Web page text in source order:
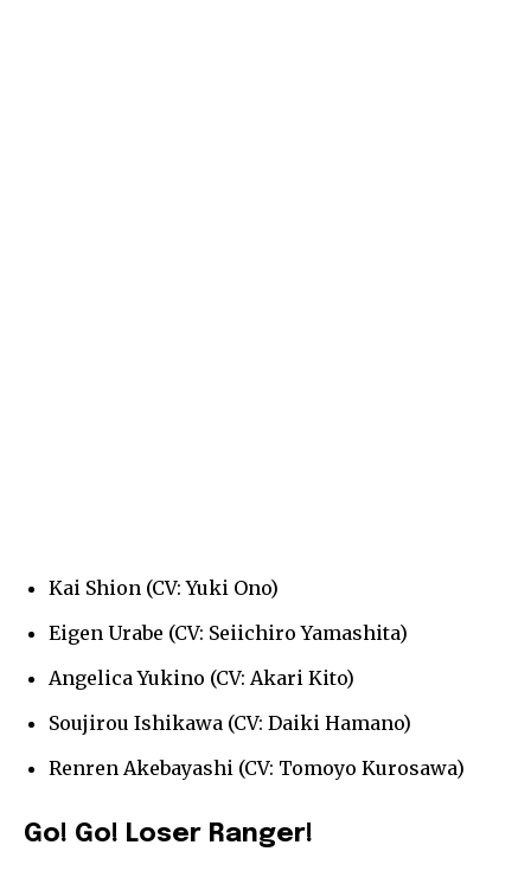
Kai Shion (CV: Yuki Ono)
Eigen Urabe (CV: Seiichiro Yamashita)
Angelica Yukino (CV: Akari Kito)
Soujirou Ishikawa (CV: Daiki Hamano)
Renren Akebayashi (CV: Tomoyo Kurosawa)
Go! Go! Loser Ranger!